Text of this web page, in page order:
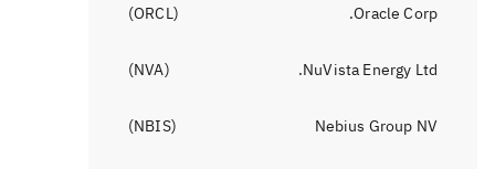
Oracle Corp.
(
ORCL
)
NuVista Energy Ltd.
(
NVA
)
Nebius Group NV
(
NBIS
)